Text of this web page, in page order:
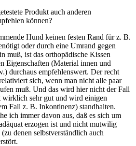
Produkt auch anderen
können?
Hund keinen festen Rand für z. B.
oder durch eine Umrand gegen
muß, ist das orthopädische Kissen
Eigenschaften (Material innen und
durchaus empfehlenswert. Der recht
sich, wenn man nicht alle paar
muß. Und das wird hier nicht der Fall
wirklich sehr gut und wird einigen
Fall z. B. Inkontinenz) standhalten.
ich immer davon aus, daß es sich um
erzogen ist und nicht mutwilig
denen selbstverständlich auch